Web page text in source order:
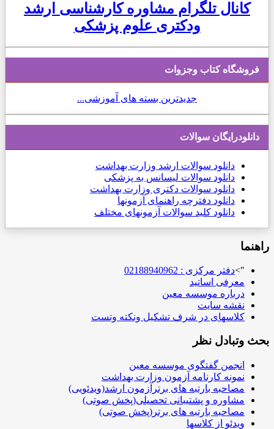
کانال تلگرام مشاوره کارشناسی ارشد
ودکتری علوم پزشکی
فروشگاه کتاب وجزوات
جدیدترین بسته های آموزشی...
دانلودرایگان سوالات
دانلود سوالات ارشد وزارت بهداشت
دانلود سوالات لیسانس به پزشکی
دانلود سوالات دکتری وزارت بهداشت
دانلود دفترچه راهنمای آزمونها
دانلود کلید سوالات آزمونهای مختلف
راهنما
">دفتر مرکزی : 02188940962
معرفی اساتید
درباره موسسه معین
نقشه سایت
کلاسهای در شرف تشکیل ونکته وتست
بحث وتبادل نظر
انجمن گفتگوی موسسه معین
نمونه کارنامه آزمون وزارت بهداشت
مصاحبه بارتبه های برترآزمون ارشد(ویدئویی)
مشاوره و پشتیبانی تحصیلی(پخش صوتی)
مصاحبه بارتبه های برتر(پخش صوتی)
ویدئو از کلاسها